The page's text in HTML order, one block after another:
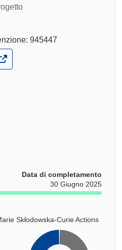
945447
Data di completamento
30 Giugno 2025
Skłodowska-Curie Actions